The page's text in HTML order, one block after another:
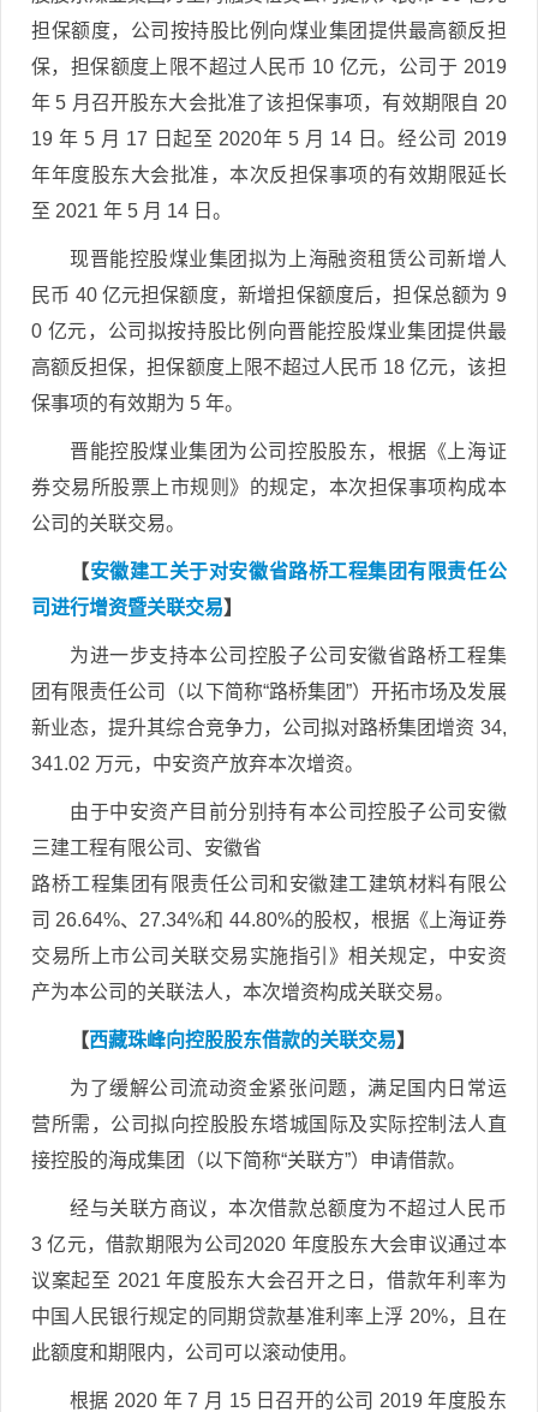
担保额度，公司按持股比例向煤业集团提供最高额反担
保，担保额度上限不超过人民币 10 亿元，公司于 2019
年 5 月召开股东大会批准了该担保事项，有效期限自 20
19 年 5 月 17 日起至 2020年 5 月 14 日。经公司 2019
年年度股东大会批准，本次反担保事项的有效期限延长
至 2021 年 5 月 14 日。
现晋能控股煤业集团拟为上海融资租赁公司新增人
民币 40 亿元担保额度，新增担保额度后，担保总额为 9
0 亿元，公司拟按持股比例向晋能控股煤业集团提供最
高额反担保，担保额度上限不超过人民币 18 亿元，该担
保事项的有效期为 5 年。
晋能控股煤业集团为公司控股股东，根据《上海证
券交易所股票上市规则》的规定，本次担保事项构成本
公司的关联交易。
【安徽建工关于对安徽省路桥工程集团有限责任公
司进行增资暨关联交易】
为进一步支持本公司控股子公司安徽省路桥工程集
团有限责任公司（以下简称“路桥集团”）开拓市场及发展
新业态，提升其综合竞争力，公司拟对路桥集团增资 34,
341.02 万元，中安资产放弃本次增资。
由于中安资产目前分别持有本公司控股子公司安徽
三建工程有限公司、安徽省
路桥工程集团有限责任公司和安徽建工建筑材料有限公
司 26.64%、27.34%和 44.80%的股权，根据《上海证券
交易所上市公司关联交易实施指引》相关规定，中安资
产为本公司的关联法人，本次增资构成关联交易。
【西藏珠峰向控股股东借款的关联交易】
为了缓解公司流动资金紧张问题，满足国内日常运
营所需，公司拟向控股股东塔城国际及实际控制法人直
接控股的海成集团（以下简称“关联方”）申请借款。
经与关联方商议，本次借款总额度为不超过人民币
3 亿元，借款期限为公司2020 年度股东大会审议通过本
议案起至 2021 年度股东大会召开之日，借款年利率为
中国人民银行规定的同期贷款基准利率上浮 20%，且在
此额度和期限内，公司可以滚动使用。
根据 2020 年 7 月 15 日召开的公司 2019 年度股东